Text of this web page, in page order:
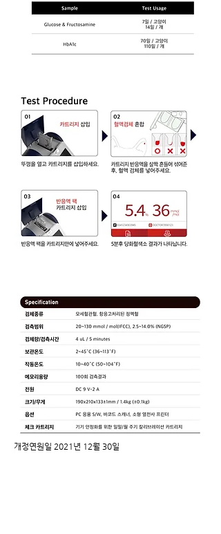
​개정연원일 2021년 12월 30일